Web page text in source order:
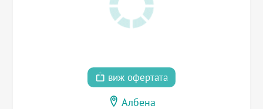
виж офертата
Албена